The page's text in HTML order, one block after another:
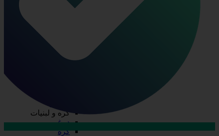
ظروف یکبار مصرف
ظروف یکبار مصرف
سلفون
ظرف پلاستیکی
کره و لبنیات
دوغ
کره